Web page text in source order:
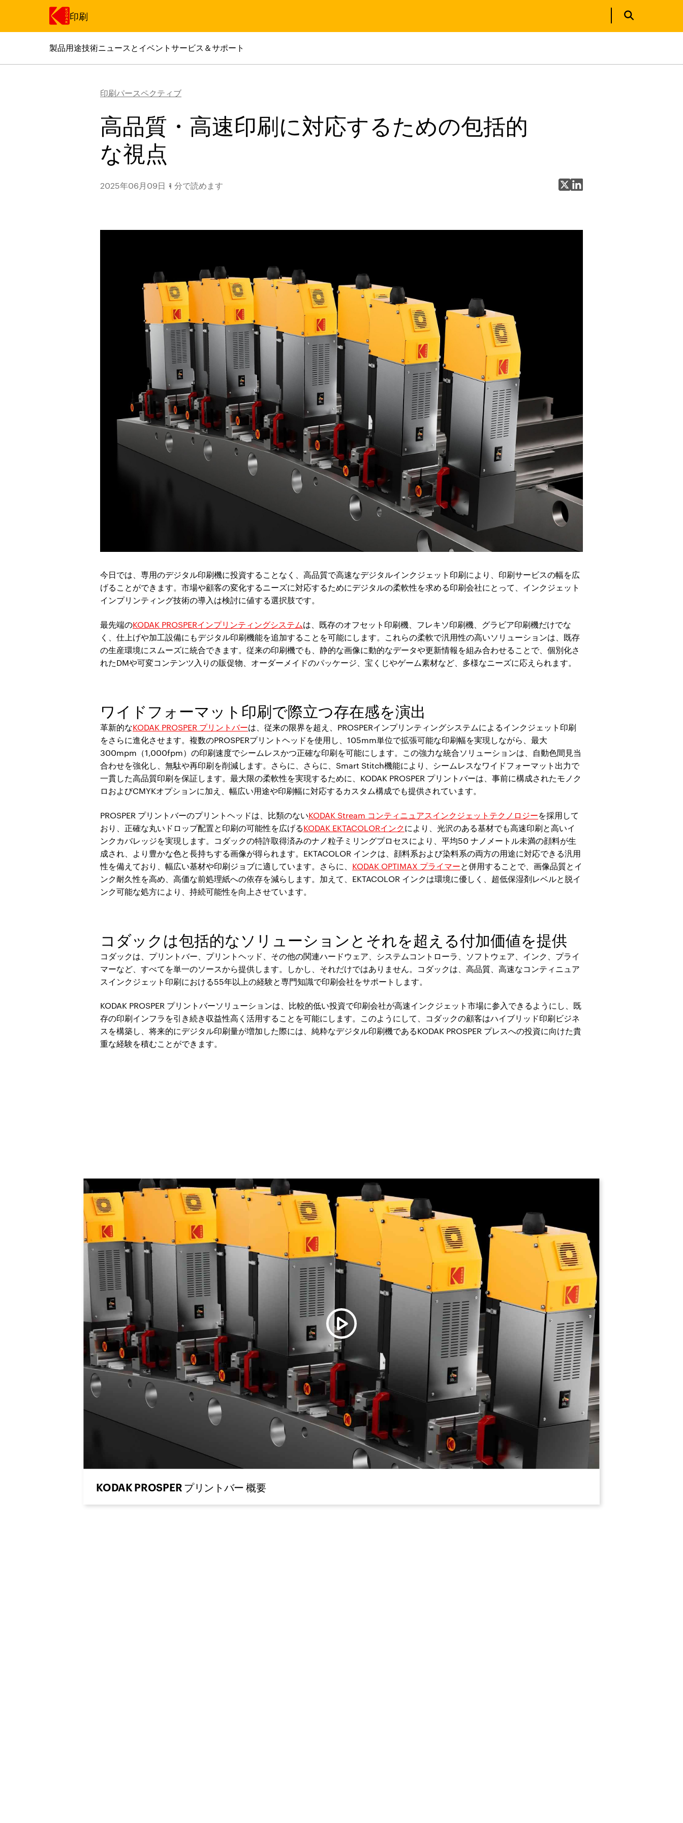
印刷
製品用途技術ニュースとイベントサービス＆サポート
印刷パースペクティブ
高品質・高速印刷に対応するための包括的
な視点
2025年06月09日 1 分で読めます X で共有
LinkedIn で共有
今日では、専用のデジタル印刷機に投資することなく、高品質で高速なデジタルインクジェット印刷により、印刷サービスの幅を広
げることができます。市場や顧客の変化するニーズに対応するためにデジタルの柔軟性を求める印刷会社にとって、インクジェット
インプリンティング技術の導入は検討に値する選択肢です。
最先端のKODAK PROSPERインプリンティングシステムは、既存のオフセット印刷機、フレキソ印刷機、グラビア印刷機だけでな
く、仕上げや加工設備にもデジタル印刷機能を追加することを可能にします。これらの柔軟で汎用性の高いソリューションは、既存
の生産環境にスムーズに統合できます。従来の印刷機でも、静的な画像に動的なデータや更新情報を組み合わせることで、個別化さ
れたDMや可変コンテンツ入りの販促物、オーダーメイドのパッケージ、宝くじやゲーム素材など、多様なニーズに応えられます。
ワイドフォーマット印刷で際立つ存在感を演出
革新的なKODAK PROSPER プリントバーは、従来の限界を超え、PROSPERインプリンティングシステムによるインクジェット印刷
をさらに進化させます。複数のPROSPERプリントヘッドを使用し、105mm単位で拡張可能な印刷幅を実現しながら、最大
300mpm（1,000fpm）の印刷速度でシームレスかつ正確な印刷を可能にします。この強力な統合ソリューションは、自動色間見当
合わせを強化し、無駄や再印刷を削減します。さらに、さらに、Smart Stitch機能により、シームレスなワイドフォーマット出力で
一貫した高品質印刷を保証します。最大限の柔軟性を実現するために、KODAK PROSPER プリントバーは、事前に構成されたモノク
ロおよびCMYKオプションに加え、幅広い用途や印刷幅に対応するカスタム構成でも提供されています。
PROSPER プリントバーのプリントヘッドは、比類のないKODAK Stream コンティニュアスインクジェットテクノロジーを採用して
おり、正確な丸いドロップ配置と印刷の可能性を広げるKODAK EKTACOLORインクにより、光沢のある基材でも高速印刷と高いイ
ンクカバレッジを実現します。コダックの特許取得済みのナノ粒子ミリングプロセスにより、平均50 ナノメートル未満の顔料が生
成され、より豊かな色と長持ちする画像が得られます。EKTACOLOR インクは、顔料系および染料系の両方の用途に対応できる汎用
性を備えており、幅広い基材や印刷ジョブに適しています。さらに、 KODAK OPTIMAX プライマーと併用することで、画像品質とイ
ンク耐久性を高め、高価な前処理紙への依存を減らします。加えて、EKTACOLOR インクは環境に優しく、超低保湿剤レベルと脱イ
ンク可能な処方により、持続可能性を向上させています。
コダックは包括的なソリューションとそれを超える付加価値を提供
コダックは、プリントバー、プリントヘッド、その他の関連ハードウェア、システムコントローラ、ソフトウェア、インク、プライ
マーなど、すべてを単一のソースから提供します。しかし、それだけではありません。コダックは、高品質、高速なコンティニュア
スインクジェット印刷における55年以上の経験と専門知識で印刷会社をサポートします。
KODAK PROSPER プリントバーソリューションは、比較的低い投資で印刷会社が高速インクジェット市場に参入できるようにし、既
存の印刷インフラを引き続き収益性高く活用することを可能にします。このようにして、コダックの顧客はハイブリッド印刷ビジネ
スを構築し、将来的にデジタル印刷量が増加した際には、純粋なデジタル印刷機であるKODAK PROSPER プレスへの投資に向けた貴
重な経験を積むことができます。
KODAK PROSPER プリントバー 概要